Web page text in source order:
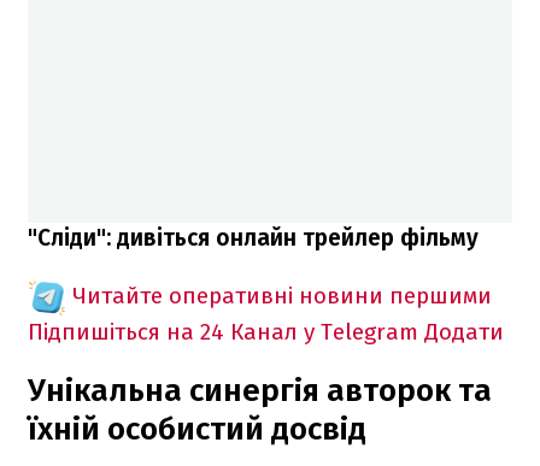
"Сліди": дивіться онлайн трейлер фільму
Читайте оперативні новини першими
Підпишіться на 24 Канал у Telegram Додати
Унікальна синергія авторок та
їхній особистий досвід